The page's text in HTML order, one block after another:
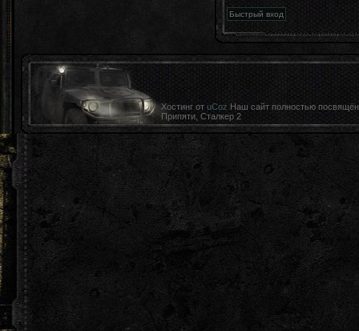
Хостинг от uCoz Наш сайт полностью
Припяти, Сталкер 2